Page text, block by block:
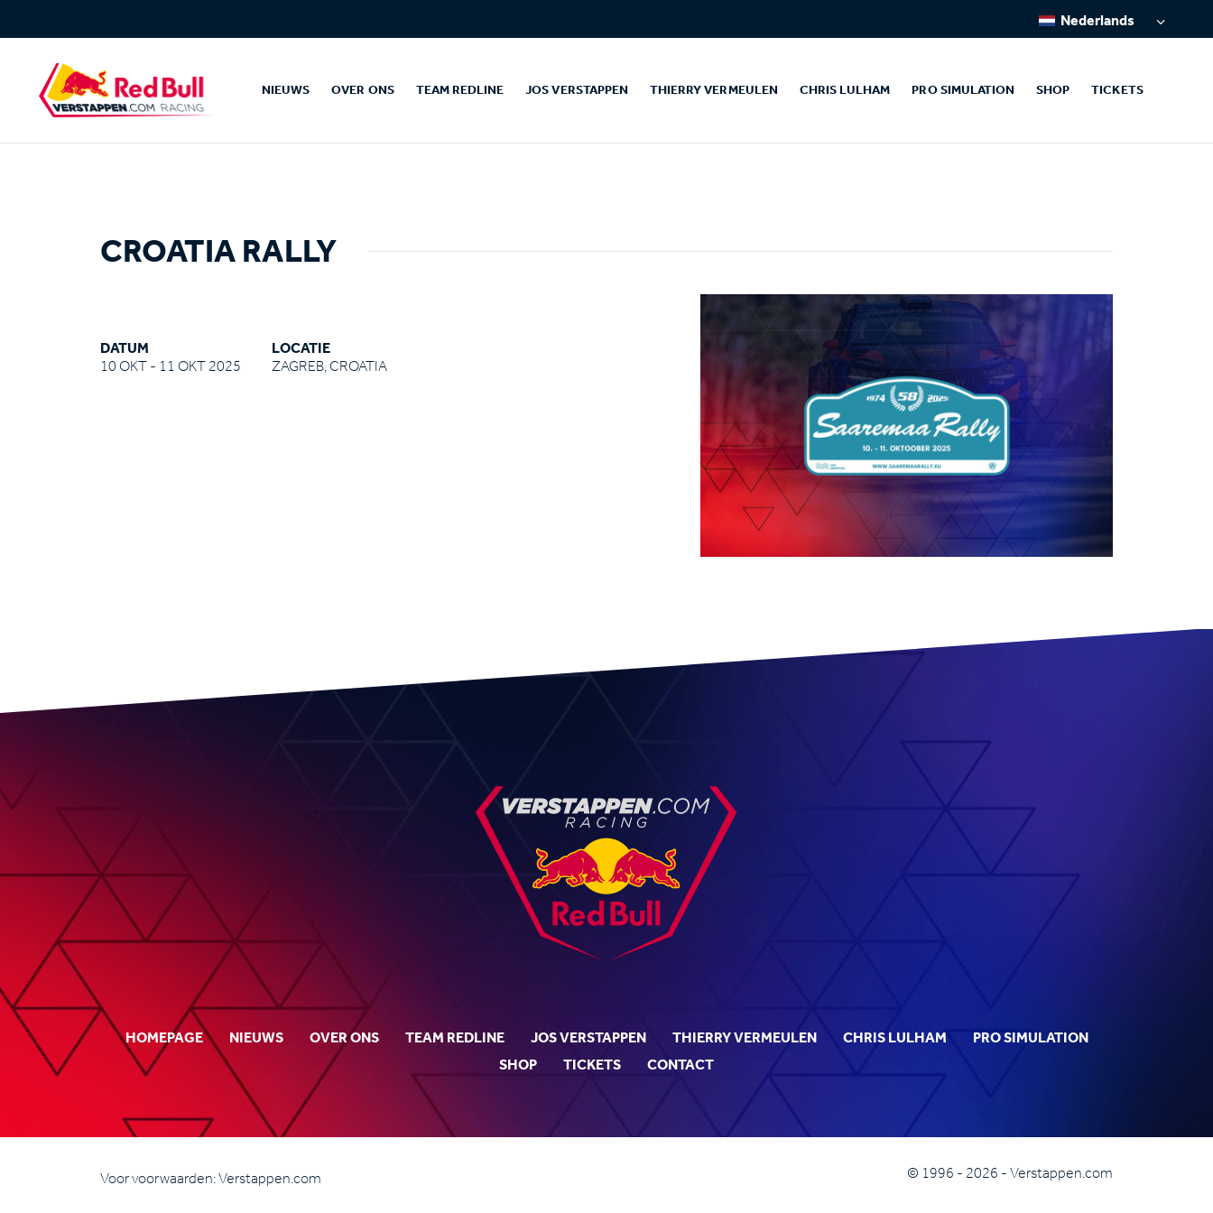
Nederlands
NIEUWS OVER ONS TEAM REDLINE JOS VERSTAPPEN THIERRY VERMEULEN CHRIS LULHAM PRO SIMULATION SHOP TICKETS
CROATIA RALLY
DATUM
10 OKT - 11 OKT 2025
LOCATIE
ZAGREB, CROATIA
HOMEPAGE NIEUWS OVER ONS TEAM REDLINE JOS VERSTAPPEN THIERRY VERMEULEN CHRIS LULHAM
PRO SIMULATION
SHOP
TICKETS CONTACT
Voor voorwaarden: Verstappen.com © 1996 - 2026 - Verstappen.com